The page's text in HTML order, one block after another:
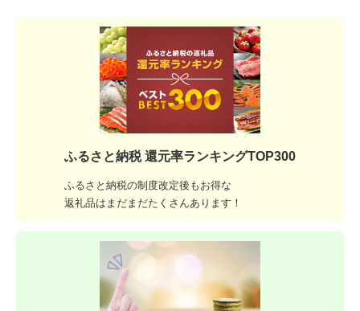
ふるさと納税 還元率ランキングTOP300
ふるさと納税の制度改定後もお得な
返礼品はまだまだたくさんあります！